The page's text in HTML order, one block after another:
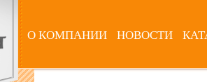
О КОМПАНИИ НОВОСТИ